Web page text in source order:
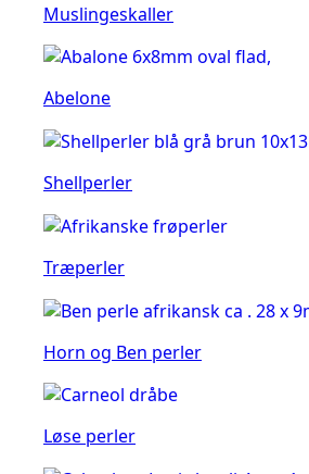
Muslingeskaller
Abelone
Shellperler
Træperler
Horn og Ben perler
Løse perler